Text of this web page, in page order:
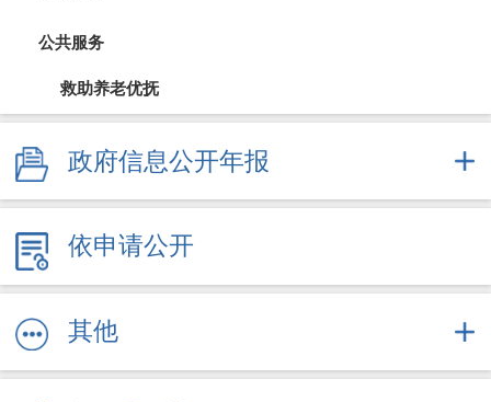
公共服务
救助养老优抚
医疗卫生（疫情防控）
文体旅游
政府信息公开年报
依申请公开
其他